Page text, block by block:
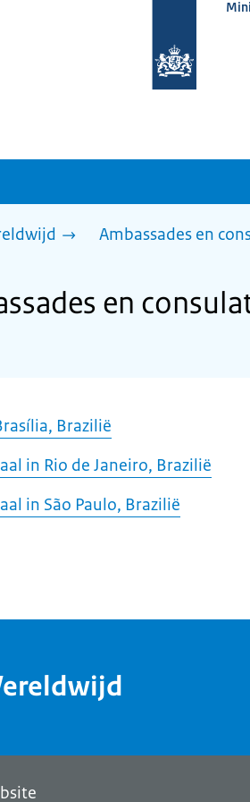
homepage
Ambassades en
en
Brazilië
in Rio de Janeiro, Brazilië
in São Paulo, Brazilië